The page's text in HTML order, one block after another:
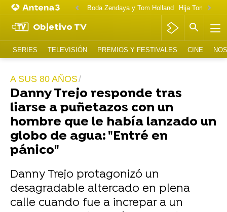
Boda Zendaya y Tom Holland Hija Tom
Objetivo TV
SERIES TELEVISIÓN PREMIOS Y FESTIVALES CINE
A SUS 80 AÑOS
Danny Trejo responde tras
liarse a puñetazos con un
hombre que le había lanzado un
globo de agua: "Entré en
pánico"
Danny Trejo protagonizó un
desagradable altercado en plena
calle cuando fue a increpar a un